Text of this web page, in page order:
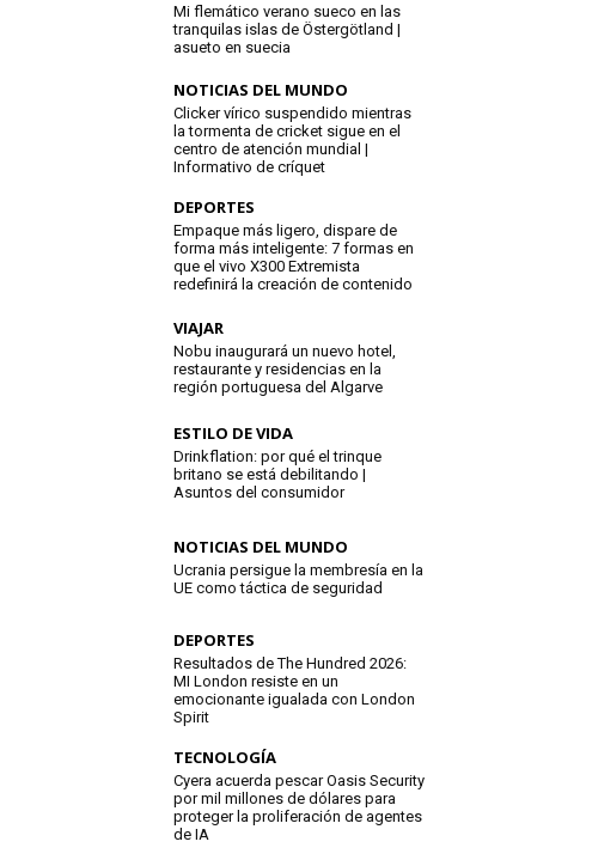
Mi flemático verano sueco en las
tranquilas islas de Östergötland |
asueto en suecia
NOTICIAS DEL MUNDO
Clicker vírico suspendido mientras
la tormenta de cricket sigue en el
centro de atención mundial |
Informativo de críquet
DEPORTES
Empaque más ligero, dispare de
forma más inteligente: 7 formas en
que el vivo X300 Extremista
redefinirá la creación de contenido
VIAJAR
Nobu inaugurará un nuevo hotel,
restaurante y residencias en la
región portuguesa del Algarve
ESTILO DE VIDA
Drinkflation: por qué el trinque
britano se está debilitando |
Asuntos del consumidor
NOTICIAS DEL MUNDO
Ucrania persigue la membresía en la
UE como táctica de seguridad
DEPORTES
Resultados de The Hundred 2026:
MI London resiste en un
emocionante igualada con London
Spirit
TECNOLOGÍA
Cyera acuerda pescar Oasis Security
por mil millones de dólares para
proteger la proliferación de agentes
de IA